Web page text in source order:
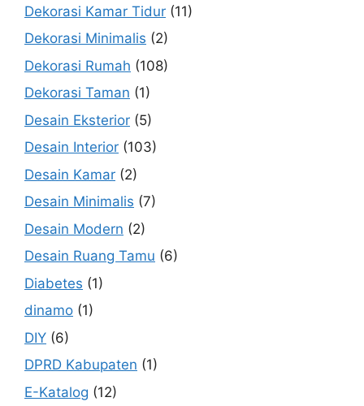
Dekorasi Kamar Tidur (11)
Dekorasi Minimalis (2)
Dekorasi Rumah (108)
Dekorasi Taman (1)
Desain Eksterior (5)
Desain Interior (103)
Desain Kamar (2)
Desain Minimalis (7)
Desain Modern (2)
Desain Ruang Tamu (6)
Diabetes (1)
dinamo (1)
DIY (6)
DPRD Kabupaten (1)
E-Katalog (12)